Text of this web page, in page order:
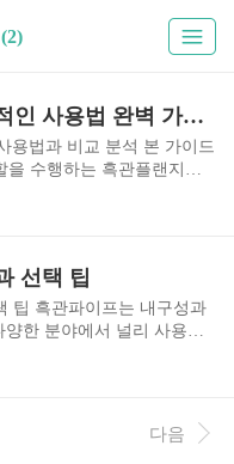
흑관플랜지 필수 개념과 효과적인 사용법 완벽 가이드
용법과 비교 분석 본 가이드
을 수행하는 흑관플랜지를
선택 기준을 제시합니다. 흑
이해와 적절한 선택은 시
가이드는 풍부한 실제 사례
무에 바로 적용할 수 있는
지의 중요성과 배경 흑관
선택 팁
팁 흑관파이프는 내구성과
한 분야에서 널리 사용됩
스템 구축이 불가능하며,
며, 소비자의 선택 폭이 넓
나 특수한 용도에 맞는 고
다음